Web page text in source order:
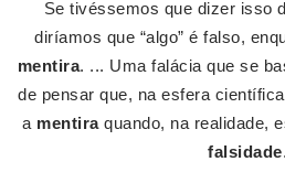
Se tivéssemos que dizer isso
diríamos que “algo” é falso,
mentira. ... Uma falácia que se
de pensar que, na esfera
a mentiraquando, na realidade,
falsidade.